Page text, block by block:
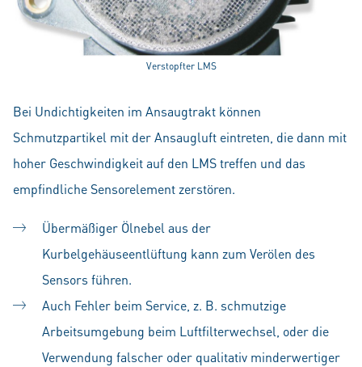
Verstopfter LMS
Bei Undichtigkeiten im Ansaugtrakt können
Schmutzpartikel mit der Ansaugluft eintreten, die dann mit
hoher Geschwindigkeit auf den LMS treffen und das
empfindliche Sensorelement zerstören.
Übermäßiger Ölnebel aus der
Kurbelgehäuseentlüftung kann zum Verölen des
Sensors führen.
Auch Fehler beim Service, z. B. schmutzige
Arbeitsumgebung beim Luftfilterwechsel, oder die
Verwendung falscher oder qualitativ minderwertiger